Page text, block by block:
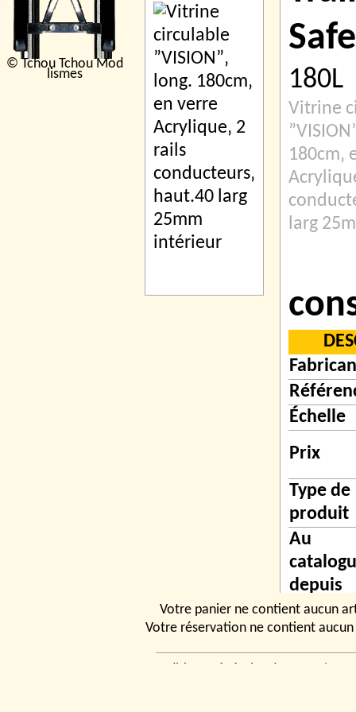
© Tchou Tchou Mod
lismes
Safe
180L
Vitrine
180cm‚
larg
Échelle
Prix
Type de
produit
Au
depuis
Votre panier ne contient aucun
Votre réservation ne contient